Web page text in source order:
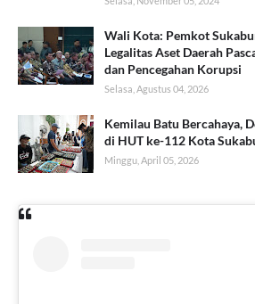
Wali Kota: Pemkot
Legalitas Aset Daerah
dan Pencegahan Korupsi
Selasa, Agustus 04, 2026
Kemilau Batu Bercahaya,
di HUT ke-112 Kota
Minggu, April 05, 2026